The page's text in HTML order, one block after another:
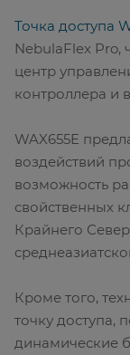
Точка доступа
NebulaFlex Pro,
центр
контроллера и
WAX655E
воздействий
возможность
свойственных
Крайнего
Кроме того,
точку доступа,
динамические